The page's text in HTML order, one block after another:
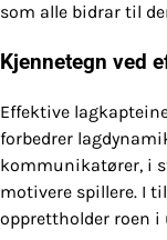
som alle bidrar til
Kjennetegn ved
Effektive
forbedrer
kommunikatører, i
motivere spillere. I
opprettholder roen i